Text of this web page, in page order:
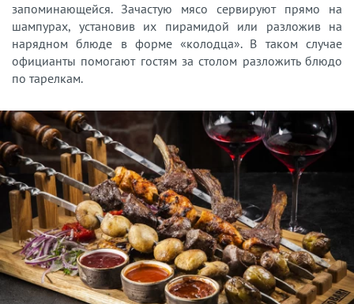
запоминающейся. Зачастую мясо сервируют прямо на
шампурах, установив их пирамидой или разложив на
нарядном блюде в форме «колодца». В таком случае
официанты помогают гостям за столом разложить блюдо
по тарелкам.